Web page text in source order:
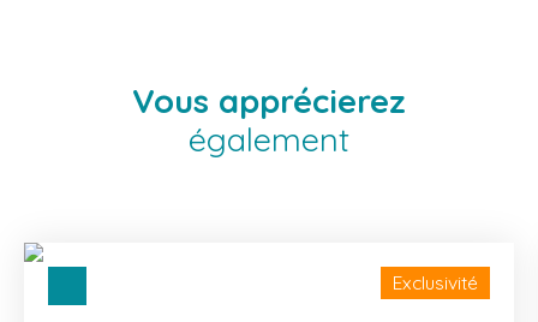
Vous apprécierez
également
Exclusivité